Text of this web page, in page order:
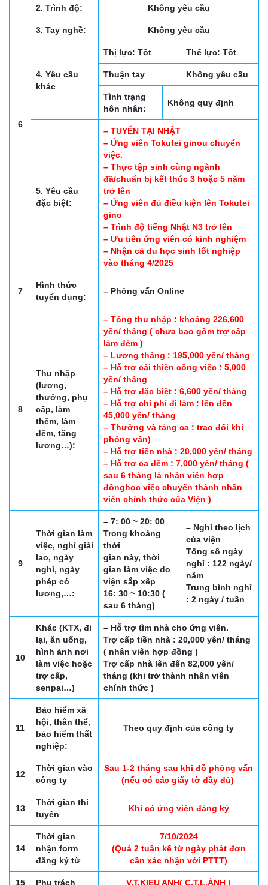
6
2. Trình độ: Không yêu cầu
3. Tay nghề: Không yêu cầu
4. Yêu cầu
khác
Thị lực: Tốt Thể lực: Tốt
Thuận tay Không yêu cầu
Tình trạng
hôn nhân:
Không quy định
5. Yêu cầu
đặc biệt:
– TUYỂN TẠI NHẬT
– Ứng viên Tokutei ginou chuyển
việc.
– Thực tập sinh cùng ngành
đã/chuẩn bị kết thúc 3 hoặc 5 năm
trở lên
– Ứng viên đủ điều kiện lên Tokutei
gino
– Trình độ tiếng Nhật N3 trở lên
– Ưu tiên ứng viên có kinh nghiệm
– Nhận cả du học sinh tốt nghiệp
vào tháng 4/2025
7
Hình thức
tuyển dụng:
– Phỏng vấn Online
8
Thu nhập
(lương,
thưởng, phụ
cấp, làm
thêm, làm
đêm, tăng
lương…):
– Tổng thu nhập : khoảng 226,600
yên/ tháng ( chưa bao gồm trợ cấp
làm đêm )
– Lương tháng : 195,000 yên/ tháng
– Hỗ trợ cải thiện công việc : 5,000
yên/ tháng
– Hỗ trợ đặc biệt : 6,600 yên/ tháng
– Hỗ trợ chi phí đi làm : lên đến
45,000 yên/ tháng
– Thưởng và tăng ca : trao đổi khi
phỏng vấn)
– Hỗ trợ tiền nhà : 20,000 yên/ tháng
– Hỗ trợ ca đêm : 7,000 yên/ tháng (
sau 6 tháng là nhân viên hợp
đồnghọc việc chuyển thành nhân
viên chính thức của Viện )
9
Thời gian làm
việc, nghỉ giải
lao, ngày
nghỉ, ngày
phép có
lương,…:
– 7: 00 ~ 20: 00
Trong khoảng
thời
gian này, thời
gian làm việc do
viện sắp xếp
16: 30 ~ 10:30 (
sau 6 tháng)
– Nghỉ theo lịch
của viện
Tổng số ngày
nghỉ : 122 ngày/
năm
Trung bình nghỉ
: 2 ngày / tuần
10
Khác (KTX, đi
lại, ăn uống,
hình ảnh nơi
làm việc hoặc
trợ cấp,
senpai…)
– Hỗ trợ tìm nhà cho ứng viên.
Trợ cấp tiền nhà : 20,000 yên/ tháng
( nhân viên hợp đồng )
Trợ cấp nhà lên đến 82,000 yên/
tháng (khi trở thành nhân viên
chính thức )
11
Bảo hiểm xã
hội, thân thể,
bảo hiểm thất
nghiệp:
Theo quy định của công ty
12
Thời gian vào
công ty
Sau 1-2 tháng sau khi đỗ phỏng vấn
(nếu có các giấy tờ đầy đủ)
13
Thời gian thi
tuyển
Khi có ứng viên đăng ký
14
Thời gian
nhận form
đăng ký từ
7/10/2024
(Quá 2 tuần kể từ ngày phát đơn
cần xác nhận với PTTT)
15 Phụ trách V.T.KIEU ANH( C.T.L.ÁNH )